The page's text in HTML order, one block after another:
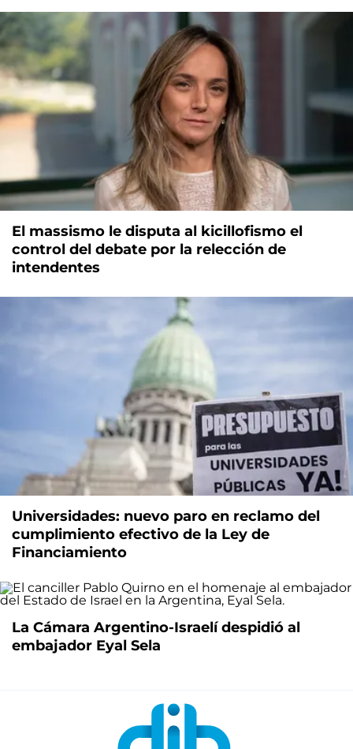
El massismo le disputa al kicillofismo el
control del debate por la relección de
intendentes
Universidades: nuevo paro en reclamo del
cumplimiento efectivo de la Ley de
Financiamiento
La Cámara Argentino-Israelí despidió al
embajador Eyal Sela